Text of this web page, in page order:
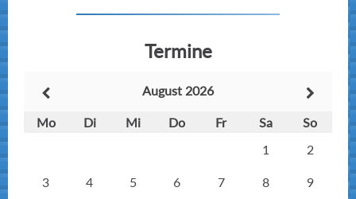
Termine
August 2026
Mo Di Mi Do Fr Sa
So
1
2
3 4 5 6 7 8 9